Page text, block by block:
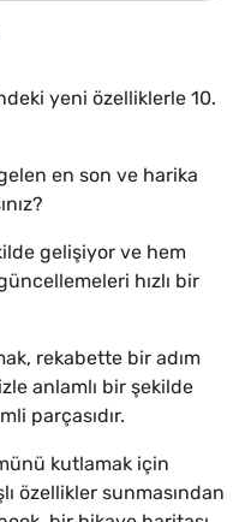
yeni özelliklerle 10.
en son ve harika
gelişiyor ve hem
hızlı bir
rekabette bir adım
anlamlı bir şekilde
parçasıdır.
kutlamak için
özellikler sunmasından